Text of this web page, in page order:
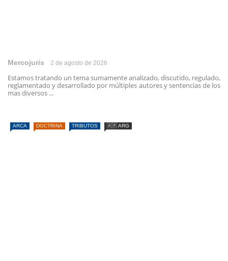
Mercojuris 2 de agosto de 2026
Estamos tratando un tema sumamente analizado, discutido, regulado,
reglamentado y desarrollado por múltiples autores y sentencias de los
mas diversos ...
ARCA DOCTRINA TRIBUTOS 🇦🇷 ARG